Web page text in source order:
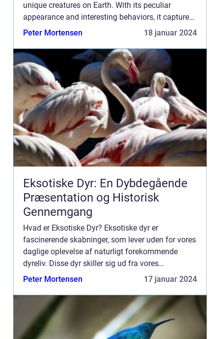
unique creatures on Earth. With its peculiar
appearance and interesting behaviors, it captures
the hearts of animal enthusiasts worldwide. In
Peter Mortensen 18 januar 2024
Eksotiske Dyr: En Dybdegående
Præsentation og Historisk
Gennemgang
Hvad er Eksotiske Dyr? Eksotiske dyr er
fascinerende skabninger, som lever uden for vores
daglige oplevelse af naturligt forekommende
dyreliv. Disse dyr skiller sig ud fra vores
almindelige husdyr og lokale vilde dyr på grund af
Peter Mortensen 17 januar 2024